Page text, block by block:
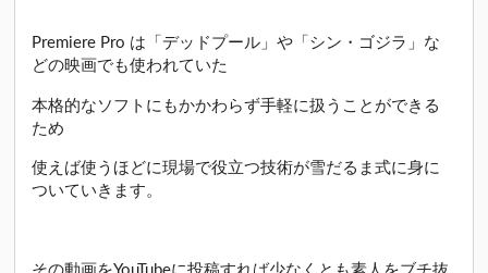
Premiere Pro は「デッドプール」や「シン・ゴジラ」な
どの映画でも使われていた
本格的なソフトにもかかわらず手軽に扱うことができる
ため
使えば使うほどに現場で役立つ技術が雪だるま式に身に
ついていきます。